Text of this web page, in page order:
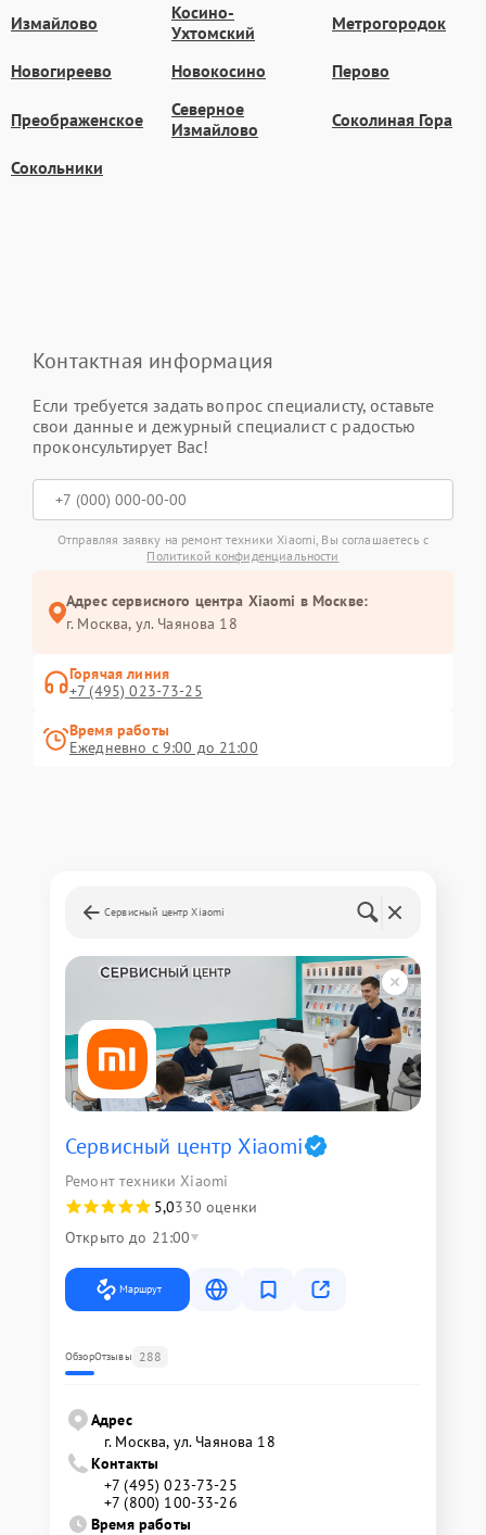
Измайлово
Косино-
Ухтомский
Метрогородок
Новогиреево Новокосино Перово
Преображенское
Северное
Измайлово
Соколиная Гора
Сокольники
Контактная информация
Если требуется задать вопрос специалисту, оставьте
свои данные и дежурный специалист с радостью
проконсультирует Вас!
Отправляя заявку на ремонт техники Xiaomi, Вы соглашаетесь с
Политикой конфиденциальности
Адрес сервисного центра Xiaomi в Москве:
г. Москва, ул. Чаянова 18
Горячая линия
+7 (495) 023-73-25
Время работы
Ежедневно с 9:00 до 21:00
Сервисный центр Xiaomi
Сервисный центр Xiaomi
Ремонт техники Xiaomi
5,0330 оценки
Открыто до 21:00
Маршрут
ОбзорОтзывы 288
Адрес
г. Москва, ул. Чаянова 18
Контакты
+7 (495) 023-73-25
+7 (800) 100-33-26
Время работы